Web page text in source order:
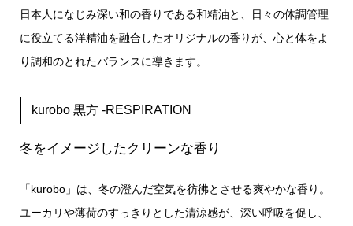
日本人になじみ深い和の香りである和精油と、日々の体調管理
に役立てる洋精油を融合したオリジナルの香りが、心と体をよ
り調和のとれたバランスに導きます。
kurobo 黒方 -RESPIRATION
冬をイメージしたクリーンな香り
「kurobo」は、冬の澄んだ空気を彷彿とさせる爽やかな香り。
ユーカリや薄荷のすっきりとした清涼感が、深い呼吸を促し、